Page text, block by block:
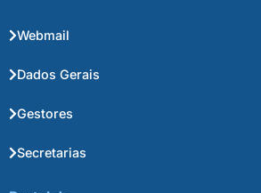
Webmail
Dados Gerais
Gestores
Secretarias